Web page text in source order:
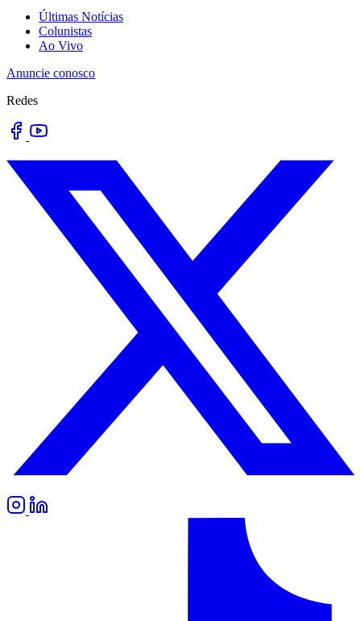
Últimas Notícias
Colunistas
Ao Vivo
Anuncie conosco
Redes